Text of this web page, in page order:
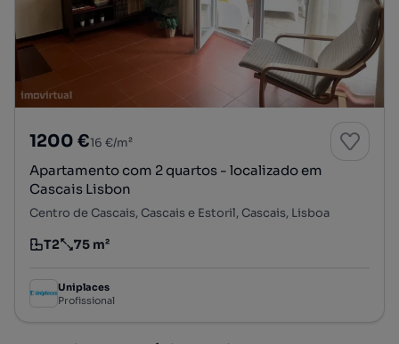
1200 €16 €/m²
Apartamento com 2 quartos - localizado em
Cascais Lisbon
Centro de Cascais, Cascais e Estoril, Cascais, Lisboa
Tipologia
T2
Preço por metro quadrado
75 m²
Uniplaces
Profissional